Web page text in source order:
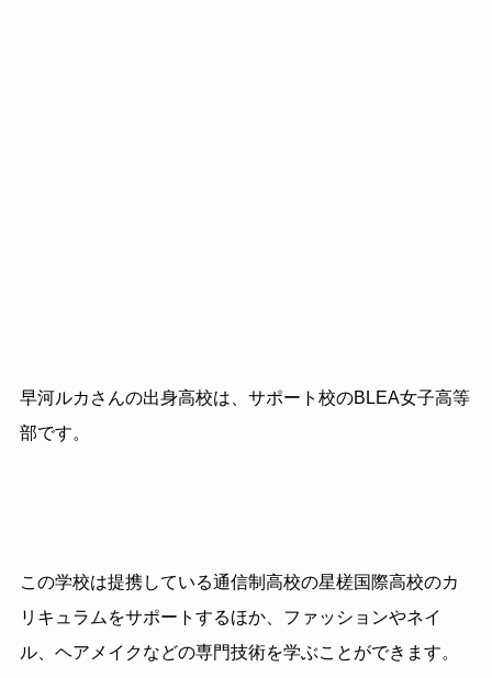
早河ルカさんの出身高校は、サポート校のBLEA女子高等
部です。
この学校は提携している通信制高校の星槎国際高校のカ
リキュラムをサポートするほか、ファッションやネイ
ル、ヘアメイクなどの専門技術を学ぶことができます。